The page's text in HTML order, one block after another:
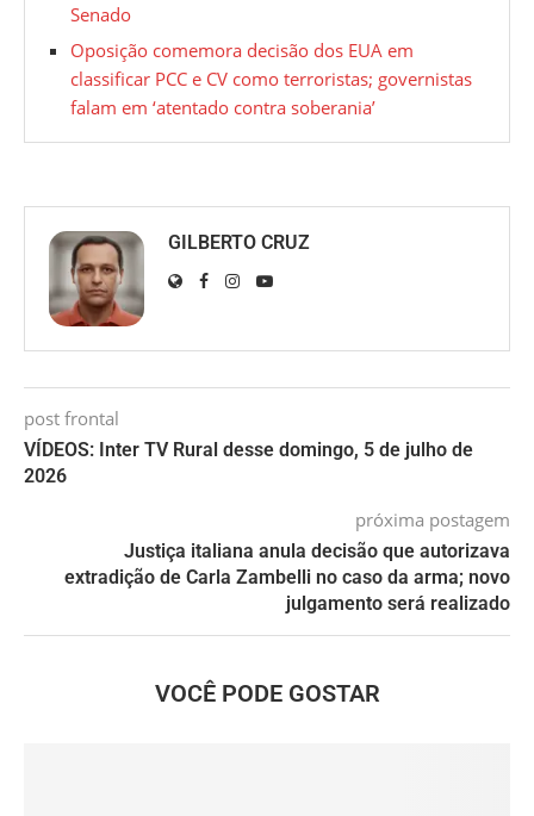
Senado
Oposição comemora decisão dos EUA em
classificar PCC e CV como terroristas; governistas
falam em ‘atentado contra soberania’
GILBERTO CRUZ
post frontal
VÍDEOS: Inter TV Rural desse domingo, 5 de julho de
2026
próxima postagem
Justiça italiana anula decisão que autorizava
extradição de Carla Zambelli no caso da arma; novo
julgamento será realizado
VOCÊ PODE GOSTAR